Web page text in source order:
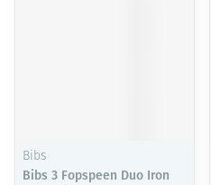
Bibs
Bibs 3 Fopspeen Duo Iron